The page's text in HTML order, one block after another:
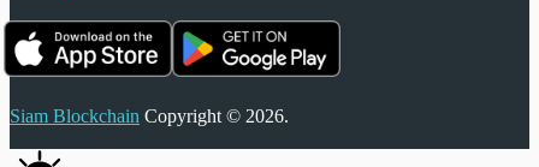
Siam Blockchain Copyright © 2026.